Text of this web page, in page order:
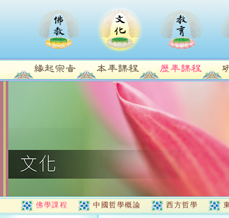
佛學課程 中國哲學概論 西方哲學